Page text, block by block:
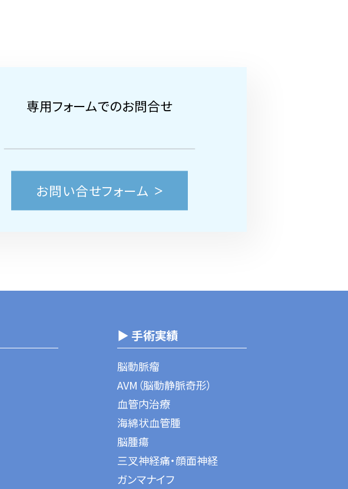
専用フォームでのお問合せ
お問い合せフォーム
▶ 手術実績
脳動脈瘤
AVM（脳動静脈奇形）
血管内治療
海綿状血管腫
脳腫瘍
三叉神経痛・顔面神経
ガンマナイフ